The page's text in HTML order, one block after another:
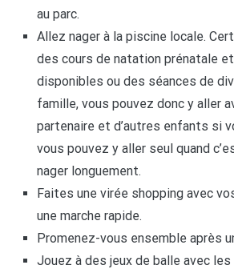
au parc.
Allez nager à la piscine locale.
des cours de natation prénatale et
disponibles ou des séances de
famille, vous pouvez donc y aller
partenaire et d’autres enfants si
vous pouvez y aller seul quand
nager longuement.
Faites une virée shopping avec
une marche rapide.
Promenez-vous ensemble après
Jouez à des jeux de balle avec